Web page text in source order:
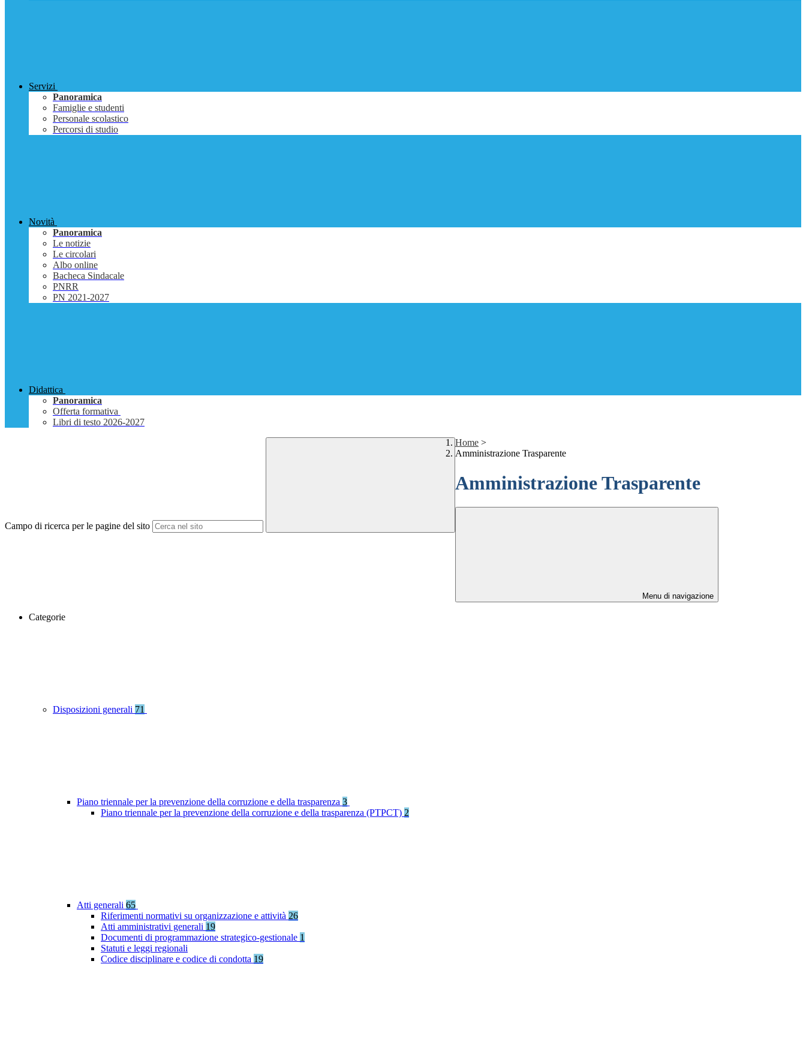
Servizi
Panoramica
Famiglie e studenti
Personale scolastico
Percorsi di studio
Novità
Panoramica
Le notizie
Le circolari
Albo online
Bacheca Sindacale
PNRR
PN 2021-2027
Didattica
Panoramica
Offerta formativa
Libri di testo 2026-2027
Campo di ricerca per le pagine del sito
Home >
Amministrazione Trasparente
Amministrazione Trasparente
Menu di navigazione
Categorie
Disposizioni generali 71
Piano triennale per la prevenzione della corruzione e della trasparenza 3
Piano triennale per la prevenzione della corruzione e della trasparenza (PTPCT) 2
Atti generali 65
Riferimenti normativi su organizzazione e attività 26
Atti amministrativi generali 19
Documenti di programmazione strategico-gestionale 1
Statuti e leggi regionali
Codice disciplinare e codice di condotta 19